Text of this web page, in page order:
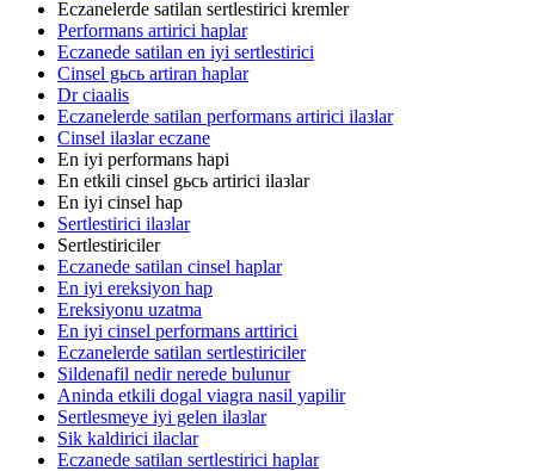
Eczanelerde satilan sertlestirici kremler
Performans artirici haplar
Eczanede satilan en iyi sertlestirici
Cinsel gьcь artiran haplar
Dr ciaalis
Eczanelerde satilan performans artirici ilaзlar
Cinsel ilaзlar eczane
En iyi performans hapi
En etkili cinsel gьcь artirici ilaзlar
En iyi cinsel hap
Sertlestirici ilaзlar
Sertlestiriciler
Eczanede satilan cinsel haplar
En iyi ereksiyon hap
Ereksiyonu uzatma
En iyi cinsel performans arttirici
Eczanelerde satilan sertlestiriciler
Sildenafil nedir nerede bulunur
Aninda etkili dogal viagra nasil yapilir
Sertlesmeye iyi gelen ilaзlar
Sik kaldirici ilaclar
Eczanede satilan sertlestirici haplar